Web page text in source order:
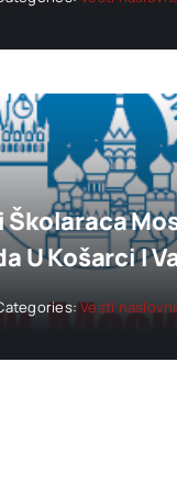
Školaraca
U Košarci I
Vesti